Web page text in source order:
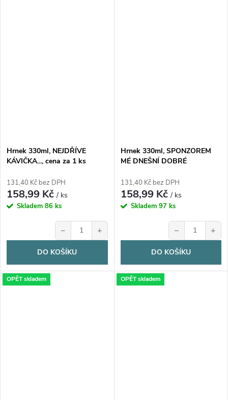
Hrnek 330ml, NEJDŘÍVE
KÁVIČKA..., cena za 1 ks
131,40 Kč bez DPH
158,99 Kč/ ks
Skladem 86 ks
− +
DO KOŠÍKU
Hrnek 330ml, SPONZOREM
MÉ DNEŠNÍ DOBRÉ
131,40 Kč bez DPH
158,99 Kč/ ks
Skladem 97 ks
− +
DO KOŠÍKU
OPĚT skladem OPĚT skladem